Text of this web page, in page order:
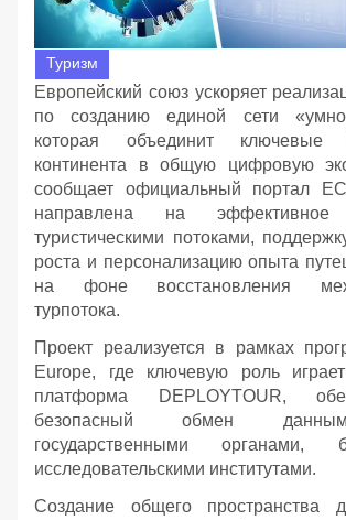
Туризм
Европейский союз ускоряет
по созданию единой сети
которая объединит ключевые
континента в общую цифровую
сообщает официальный портал
направлена на эффективное
туристическими потоками,
роста и персонализацию опыта
на фоне восстановления
турпотока.
Проект реализуется в рамках
Europe, где ключевую роль играет
платформа DEPLOYTOUR,
безопасный обмен
государственными органами,
исследовательскими институтами.
Создание общего пространства